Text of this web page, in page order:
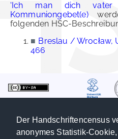
Der Handschriftencensus
anonymes Statistik-
'Ich man dich vater
Kommuniongebet(e)
folgenden HSC-
■ Breslau / Wrocław,
466